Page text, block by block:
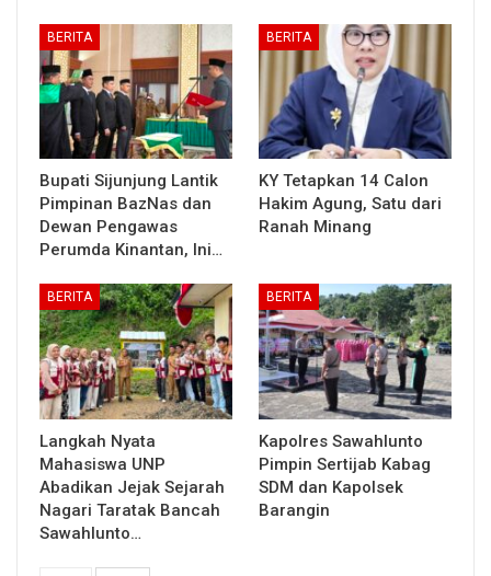
BERITA
Bupati Sijunjung Lantik
Pimpinan BazNas dan
Dewan Pengawas
Perumda Kinantan, Ini…
BERITA
KY Tetapkan 14 Calon
Hakim Agung, Satu dari
Ranah Minang
BERITA
Langkah Nyata
Mahasiswa UNP
Abadikan Jejak Sejarah
Nagari Taratak Bancah
Sawahlunto…
BERITA
Kapolres Sawahlunto
Pimpin Sertijab Kabag
SDM dan Kapolsek
Barangin